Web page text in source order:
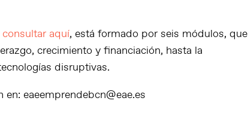
consultar aquí, está formado por seis módulos, que
crecimiento y financiación, hasta la
disruptivas.
eaeemprendebcn@eae.es